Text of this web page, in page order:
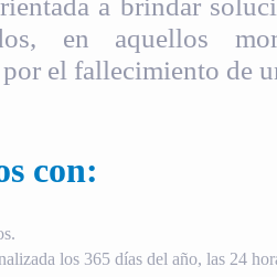
a brindar
en aquellos
el fallecimiento de
con:
los 365 días del año, las 24